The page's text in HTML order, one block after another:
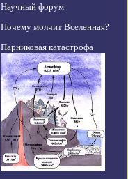
Научный форум
Почему молчит Вселенная?
Парниковая катастрофа